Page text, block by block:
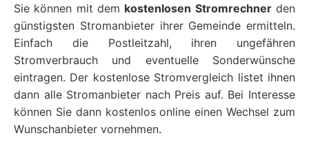
Sie können mit dem kostenlosen Stromrechnerden
günstigsten Stromanbieter ihrer Gemeinde ermitteln.
Einfach die Postleitzahl, ihren ungefähren
Stromverbrauch und eventuelle Sonderwünsche
eintragen. Der kostenlose Stromvergleich listet ihnen
dann alle Stromanbieter nach Preis auf. Bei Interesse
können Sie dann kostenlos online einen Wechsel zum
Wunschanbieter vornehmen.